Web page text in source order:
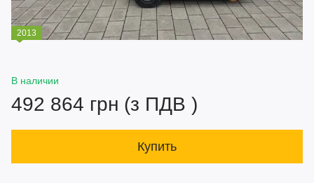
2013
В наличии
492 864 грн (з ПДВ )
Купить